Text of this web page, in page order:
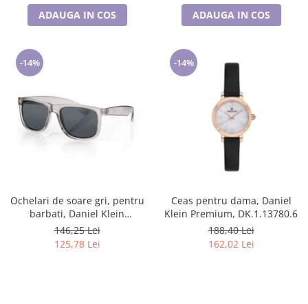
ADAUGA IN COS ADAUGA IN COS
-14%
Ochelari de soare gri, pentru
barbati, Daniel Klein
Sunglasses, DK3254-3
146,25 Lei
125,78 Lei
-14%
Ceas pentru dama, Daniel
Klein Premium, DK.1.13780.6
188,40 Lei
162,02 Lei